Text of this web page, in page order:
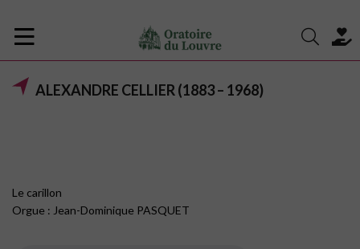
ALEXANDRE CELLIER (1883 – 1968)
Le carillon
Orgue : Jean-Dominique PASQUET